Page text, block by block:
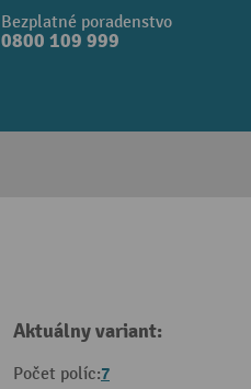
Bezplatné poradenstvo
0800 109 999
Aktuálny variant:
Počet políc:7